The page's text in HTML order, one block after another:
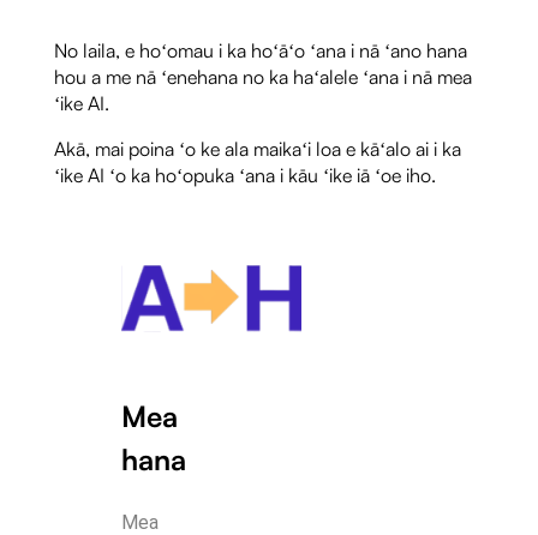
No laila, e hoʻomau i ka hoʻāʻo ʻana i nā ʻano hana
hou a me nā ʻenehana no ka haʻalele ʻana i nā mea
ʻike AI.
Akā, mai poina ʻo ke ala maikaʻi loa e kāʻalo ai i ka
ʻike AI ʻo ka hoʻopuka ʻana i kāu ʻike iā ʻoe iho.
Mea
hana
Mea